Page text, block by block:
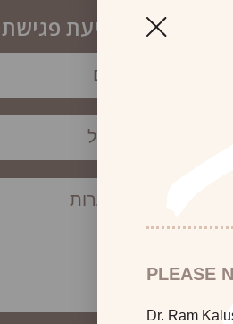
לקביעת פגישת
PLEASE
Dr. Ram